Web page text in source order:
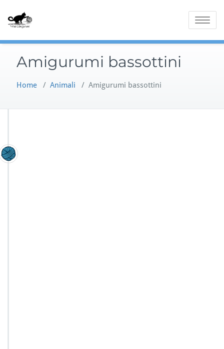
Toggle
Amigurumi bassottini
Home / Animali / Amigurumi bassottini